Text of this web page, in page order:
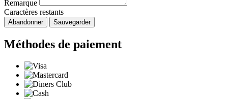
Remarque
Caractères restants
Abandonner Sauvegarder
Méthodes de paiement